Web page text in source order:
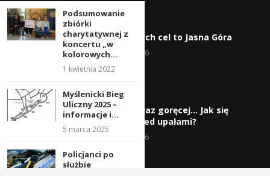
Wyruszyli! Ich cel to Jasna Góra
5 sierpnia 2026
Gorąco, coraz goręcej… Jak się
chronić przed upałami?
4 sierpnia 2026
Podsumowanie
zbiórki
charytatywnej z
koncertu „w
kolorowych...
1 kwietnia 2022
Myślenicki Bieg
Uliczny 2025 –
informacje i...
5 marca 2025
Policjanci po
służbie